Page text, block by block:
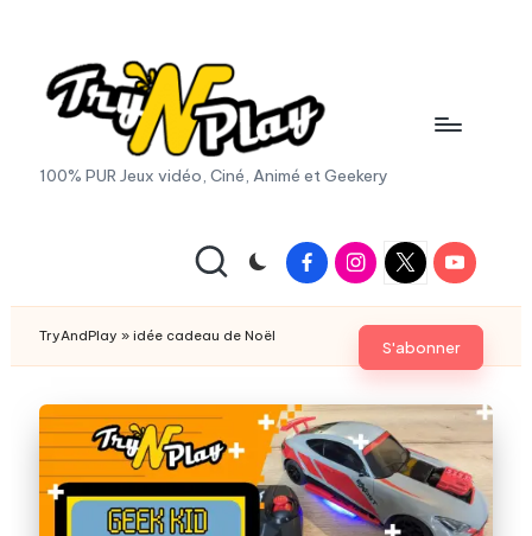
content
T
A
n
P
la
y.
100% PUR Jeux vidéo, Ciné, Animé et Geekery
FacebookInstagram
X
|
Twitter
Youtube
S'abonner
TryAndPlay » idée cadeau de Noël